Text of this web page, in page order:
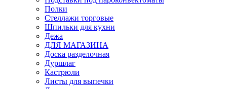
Полки
Стеллажи торговые
Шпильки для кухни
Дежа
ДЛЯ МАГАЗИНА
Доска разделочная
Дуршлаг
Кастрюли
Листы для выпечки